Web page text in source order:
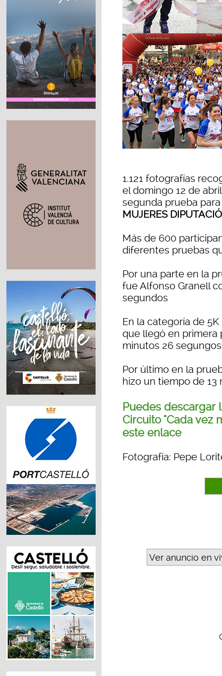
1.121 fotografías
el domingo 12 de
segunda prueba
MUJERES
Más de 600
diferentes pruebas
Por una parte en la
fue Alfonso Granell
segundos
En la categoría de
que llegó en primera
minutos 26 segungos
Por último en la
hizo un tiempo de 13
Puedes descargar
Circuito "Cada vez
este enlace
Fotografía: Pepe
Ver anuncio en